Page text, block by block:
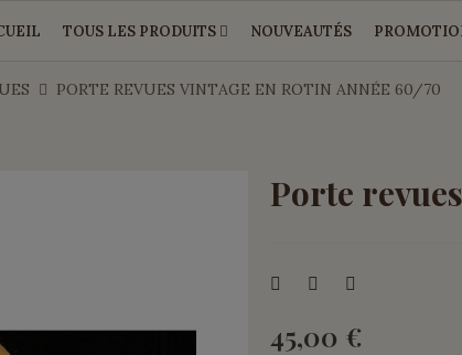
TOUS LES PRODUITS NOUVEAUTÉS
PORTE REVUES VINTAGE EN ROTIN ANNÉE 60/70
Porte
45,00 €